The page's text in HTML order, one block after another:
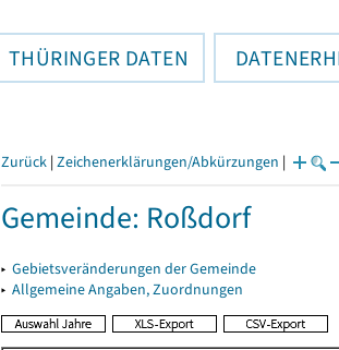
THÜRINGER DATEN
Zurück | Zeichenerklärungen/Abkürzungen |
Gemeinde: Roßdorf
▸ Gebietsveränderungen der Gemeinde
▸ Allgemeine Angaben, Zuordnungen